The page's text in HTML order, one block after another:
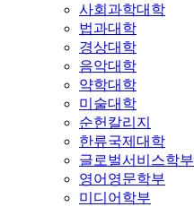
사회과학대학
법과대학
경상대학
음악대학
약학대학
미술대학
순헌칼리지
한류국제대학
글로벌서비스학부
영어영문학부
미디어학부